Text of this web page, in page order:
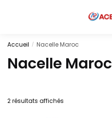
Accueil / Nacelle Maroc
Nacelle Maroc
2 résultats affichés